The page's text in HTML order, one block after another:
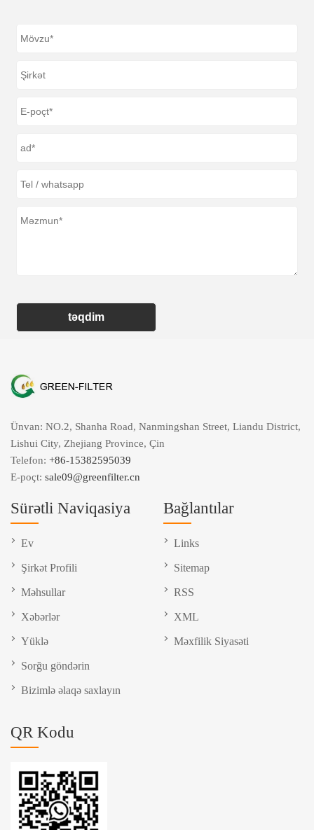
təqdim
Ünvan: NO.2, Shanha Road, Nanmingshan Street, Liandu District,
Lishui City, Zhejiang Province, Çin
Telefon: +86-15382595039
E-poçt: sale09@greenfilter.cn
Sürətli Naviqasiya
Ev
Şirkət Profili
Məhsullar
Xəbərlər
Yüklə
Sorğu göndərin
Bizimlə əlaqə saxlayın
Bağlantılar
Links
Sitemap
RSS
XML
Məxfilik Siyasəti
QR Kodu